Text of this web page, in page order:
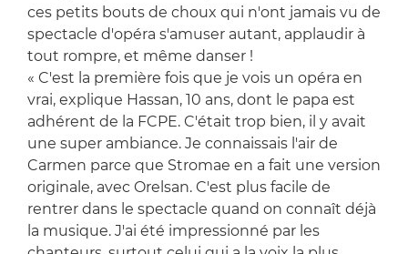
ces petits bouts de choux qui n'ont jamais vu de
spectacle d'opéra s'amuser autant, applaudir à
tout rompre, et même danser !
« C'est la première fois que je vois un opéra en
vrai, explique Hassan, 10 ans, dont le papa est
adhérent de la FCPE. C'était trop bien, il y avait
une super ambiance. Je connaissais l'air de
Carmen parce que Stromae en a fait une version
originale, avec Orelsan. C'est plus facile de
rentrer dans le spectacle quand on connaît déjà
la musique. J'ai été impressionné par les